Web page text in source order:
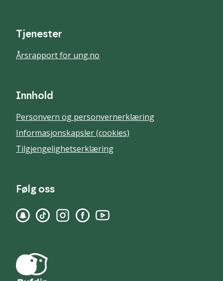
Tjenester
Årsrapport for ung.no
Innhold
Personvern og personvernerklæring
Informasjonskapsler (cookies)
Tilgjengelighetserklæring
Følg oss